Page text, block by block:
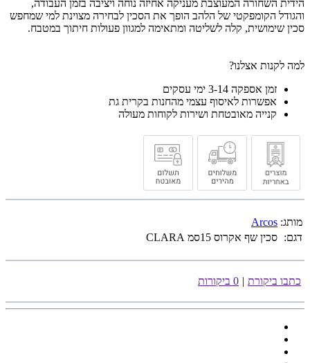
הידית השחורה המעוצבת מעניקה אחיזה נוחה ויציבה בזמן העבודה,
והגודל הקומפקטי של הלהב הופך את הסכין לבחירה מצוינת למי שמחפש
סכין שימושית, קלה לשליטה ומתאימה למגוון פעולות חיתוך במטבח.
למה לקנות אצלנו?
זמן אספקה 3-14 ימי עסקים
אפשרות לאיסוף עצמי מהחנות בקרית גת
קנייה מאובטחת ושירות לקוחות מעולה
מותג: Arcos
דגם: סכין שף אקרוס 15סמ CLARA
כתבו ביקורת | 0 ביקורות